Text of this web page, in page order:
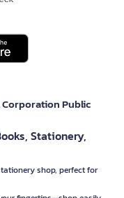
Corporation Public
Stationery,
shop, perfect for